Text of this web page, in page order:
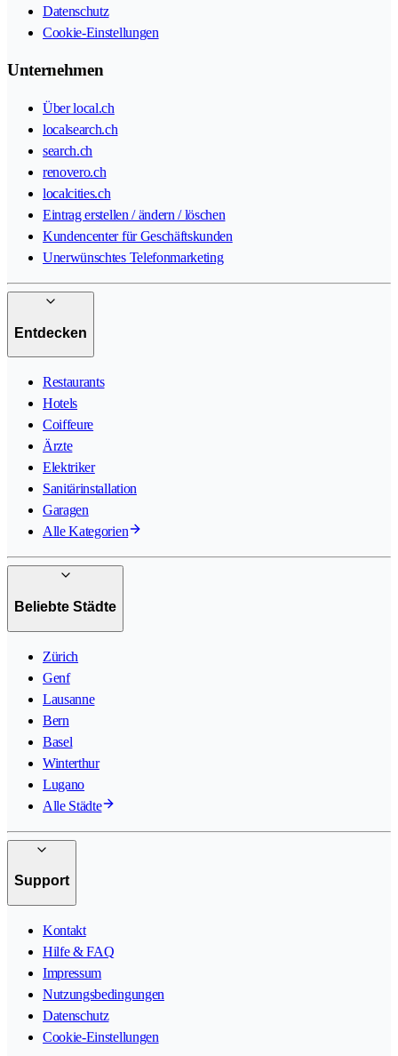
Datenschutz
Cookie-Einstellungen
Unternehmen
Über local.ch
localsearch.ch
search.ch
renovero.ch
localcities.ch
Eintrag erstellen / ändern / löschen
Kundencenter für Geschäftskunden
Unerwünschtes Telefonmarketing
Entdecken
Restaurants
Hotels
Coiffeure
Ärzte
Elektriker
Sanitärinstallation
Garagen
Alle Kategorien
Beliebte Städte
Zürich
Genf
Lausanne
Bern
Basel
Winterthur
Lugano
Alle Städte
Support
Kontakt
Hilfe & FAQ
Impressum
Nutzungsbedingungen
Datenschutz
Cookie-Einstellungen